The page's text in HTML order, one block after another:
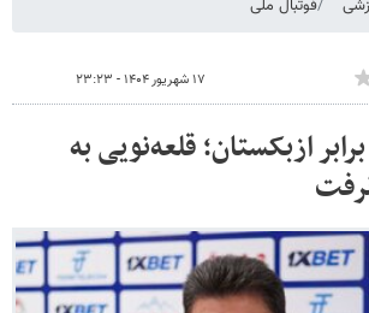
فوتبال ملی
۱۷ شهریور ۱۴۰۴ - ۲۳:۲۳
ازبکستان؛ قلعه‌نویی به